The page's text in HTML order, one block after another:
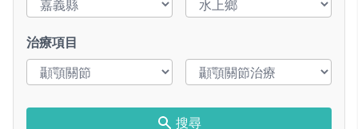
治療項目
搜尋